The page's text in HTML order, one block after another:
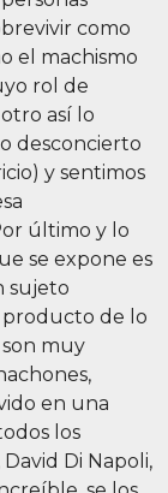
como
el machismo
rol de
así lo
desconcierto
y sentimos
último y lo
se expone es
sujeto
producto de lo
muy
en una
los
Di Napoli,